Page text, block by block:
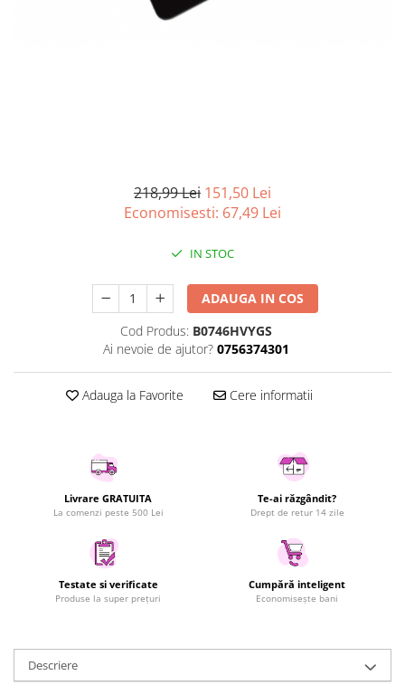
Mobila gradina & terasa
Utilaje si materiale de constructii
Laptopuri si Accesorii
Telefoane Mobile & accesorii
Wearable & Gadgeturi
Electrocasnice & Climatizare
Accesorii si piese masini spalat
Aparate Frigorifice
Aparate Racire Aer
Aragaze si cuptoare cu microunde
Climatizare & sisteme de incalzire
Electrocasnice pentru Bucatarie
Ingrijire Locuinta
Purificatoare de aer
218,99 Lei 151,50 Lei
Economisesti: 67,49 Lei
IN STOC
ADAUGA IN COS
Cod Produs: B0746HVYGS
Ai nevoie de ajutor? 0756374301
Adauga la Favorite Cere informatii
Livrare GRATUITA
La comenzi peste 500 Lei
Te-ai răzgândit?
Drept de retur 14 zile
Testate si verificate
Produse la super prețuri
Cumpără inteligent
Economisește bani
Descriere